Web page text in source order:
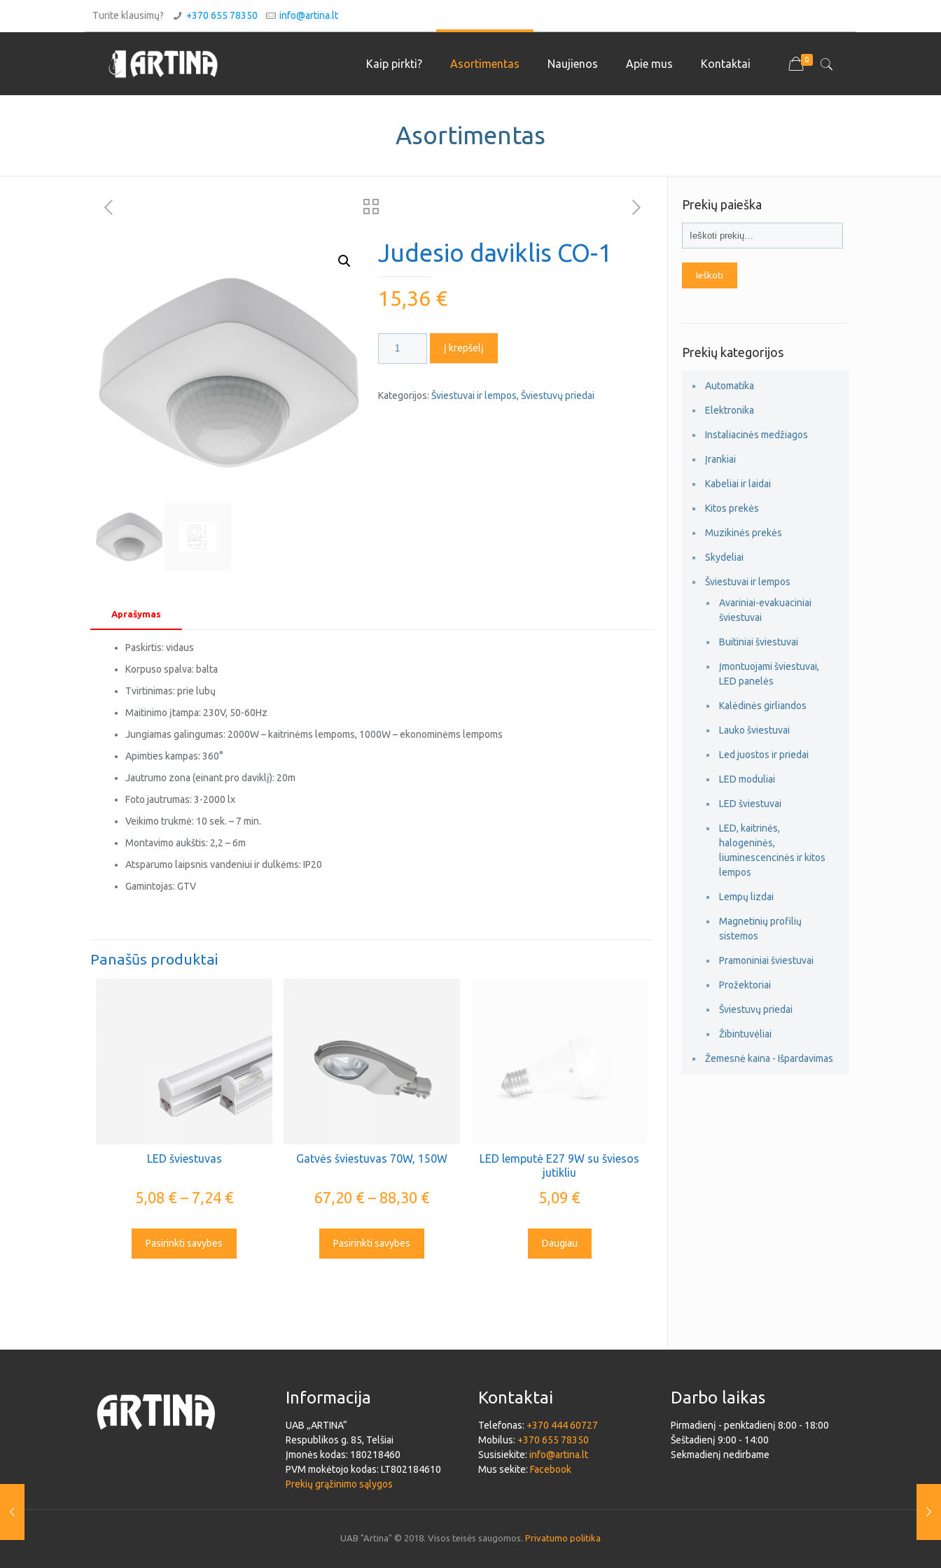
Turite klausimų? +370 655 78350 info@artina.lt
Kaip pirkti? Asortimentas Naujienos Apie mus Kontaktai 0
Asortimentas
Judesio daviklis CO-1
15,36 €
kiekis:
CO-
Į krepšelį
Kategorijos: Šviestuvai ir lempos, Šviestuvų priedai
Aprašymas
Paskirtis: vidaus
Korpuso spalva: balta
Tvirtinimas: prie lubų
Maitinimo įtampa: 230V, 50-60Hz
Jungiamas galingumas: 2000W – kaitrinėms lempoms, 1000W – ekonominėms lempoms
Apimties kampas: 360°
Jautrumo zona (einant pro daviklį): 20m
Foto jautrumas: 3-2000 lx
Veikimo trukmė: 10 sek. – 7 min.
Montavimo aukštis: 2,2 – 6m
Atsparumo laipsnis vandeniui ir dulkėms: IP20
Gamintojas: GTV
Panašūs produktai
LED šviestuvas
5,08 € – 7,24 €
Pasirinkti savybes
Gatvės šviestuvas 70W, 150W
67,20 € – 88,30 €
Pasirinkti savybes
LED lemputė E27 9W su šviesos
jutikliu
5,09 €
Daugiau
Prekių paieška
Ieškoti
Prekių kategorijos
Automatika
Elektronika
Instaliacinės medžiagos
Įrankiai
Kabeliai ir laidai
Kitos prekės
Muzikinės prekės
Skydeliai
Šviestuvai ir lempos
Avariniai-evakuaciniai
šviestuvai
Buitiniai šviestuvai
Įmontuojami šviestuvai,
LED panelės
Kalėdinės girliandos
Lauko šviestuvai
Led juostos ir priedai
LED moduliai
LED šviestuvai
LED, kaitrinės,
halogeninės,
liuminescencinės ir kitos
lempos
Lempų lizdai
Magnetinių profilių
sistemos
Pramoniniai šviestuvai
Prožektoriai
Šviestuvų priedai
Žibintuvėliai
Žemesnė kaina - Išpardavimas
Informacija
UAB „ARTINA“
Respublikos g. 85, Telšiai
Įmonės kodas: 180218460
PVM mokėtojo kodas: LT802184610
Prekių grąžinimo sąlygos
Kontaktai
Telefonas: +370 444 60727
Mobilus: +370 655 78350
Susisiekite: info@artina.lt
Mus sekite: Facebook
Darbo laikas
Pirmadienį - penktadienį 8:00 - 18:00
Šeštadienį 9:00 - 14:00
Sekmadienį nedirbame
UAB "Artina" © 2018. Visos teisės saugomos. Privatumo politika